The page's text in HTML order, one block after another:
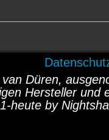
Düren,
Hersteller und
heute by